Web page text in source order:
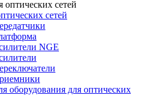
сетей
NGE
оборудования для оптических